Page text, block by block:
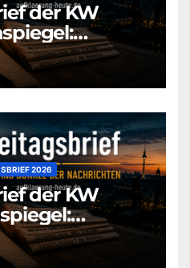
der KW
de]
2026
der KW